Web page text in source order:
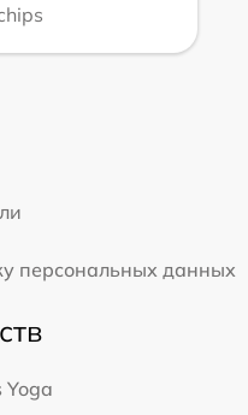
персональных данных
Yoga